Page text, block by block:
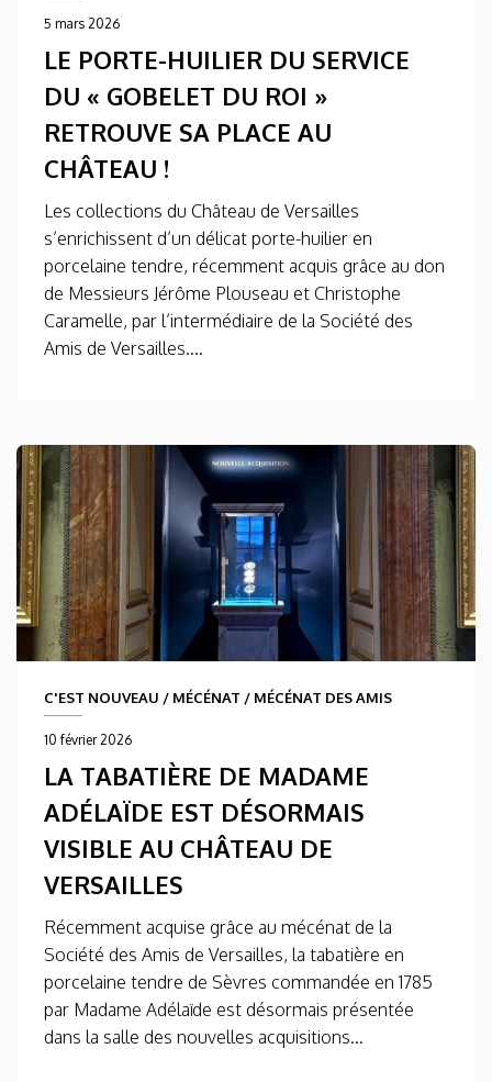
5 mars 2026
LE PORTE-HUILIER DU SERVICE
DU « GOBELET DU ROI »
RETROUVE SA PLACE AU
CHÂTEAU !
Les collections du Château de Versailles
s’enrichissent d’un délicat porte-huilier en
porcelaine tendre, récemment acquis grâce au don
de Messieurs Jérôme Plouseau et Christophe
Caramelle, par l’intermédiaire de la Société des
Amis de Versailles....
C'EST NOUVEAU / MÉCÉNAT / MÉCÉNAT DES AMIS
10 février 2026
LA TABATIÈRE DE MADAME
ADÉLAÏDE EST DÉSORMAIS
VISIBLE AU CHÂTEAU DE
VERSAILLES
Récemment acquise grâce au mécénat de la
Société des Amis de Versailles, la tabatière en
porcelaine tendre de Sèvres commandée en 1785
par Madame Adélaïde est désormais présentée
dans la salle des nouvelles acquisitions...